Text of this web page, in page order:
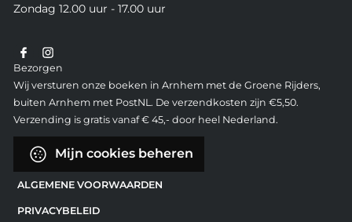
Zondag 12.00 uur - 17.00 uur
Bezorgen
Wij versturen onze boeken in Arnhem met de Groene Rijders,
buiten Arnhem met PostNL. De verzendkosten zijn €5,50.
Verzending is gratis vanaf € 45,- door heel Nederland.
Mijn cookies beheren
ALGEMENE VOORWAARDEN
PRIVACYBELEID